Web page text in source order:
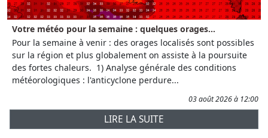
Votre météo pour la semaine : quelques orages...
Pour la semaine à venir : des orages localisés sont possibles
sur la région et plus globalement on assiste à la poursuite
des fortes chaleurs. 1) Analyse générale des conditions
météorologiques : l'anticyclone perdure...
03 août 2026 à 12:00
LIRE LA SUITE